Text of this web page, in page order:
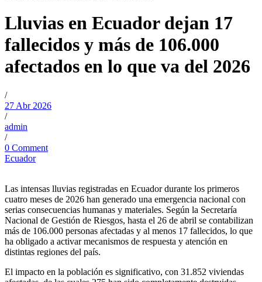
Lluvias en Ecuador dejan 17
fallecidos y más de 106.000
afectados en lo que va del 2026
/
27 Abr 2026
/
admin
/
0 Comment
Ecuador
Las intensas lluvias registradas en Ecuador durante los primeros
cuatro meses de 2026 han generado una emergencia nacional con
serias consecuencias humanas y materiales. Según la Secretaría
Nacional de Gestión de Riesgos, hasta el 26 de abril se contabilizan
más de 106.000 personas afectadas y al menos 17 fallecidos, lo que
ha obligado a activar mecanismos de respuesta y atención en
distintas regiones del país.
El impacto en la población es significativo, con 31.852 viviendas